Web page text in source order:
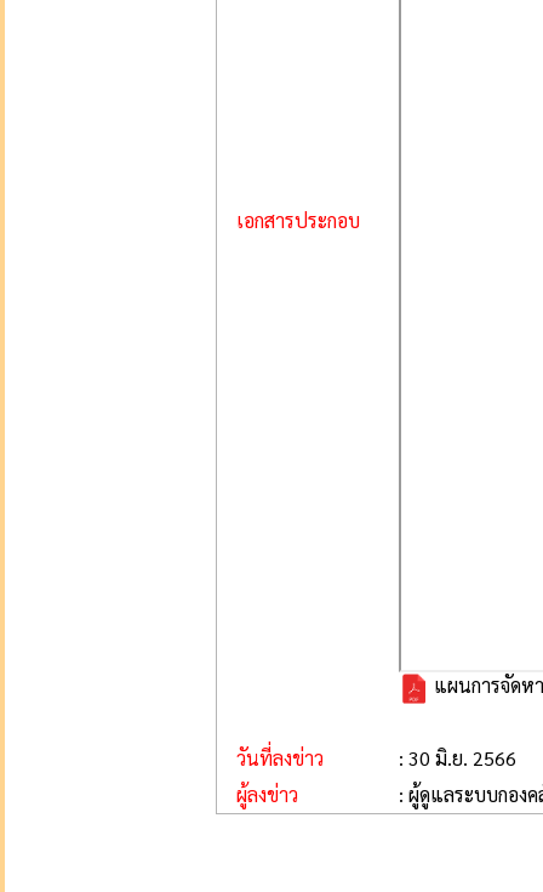
เอกสารประกอบ
แผนการจัดห
วันที่ลงข่าว
: 30 มิ.ย. 2566
ผู้ลงข่าว
: ผู้ดูแลระบบกองค